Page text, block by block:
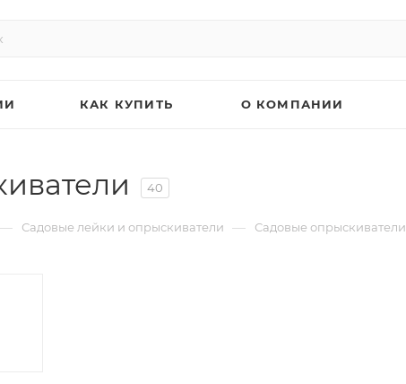
КАК КУПИТЬ О КОМПАНИИ
40
— Садовые лейки и опрыскиватели — Садовые опрыскиватели